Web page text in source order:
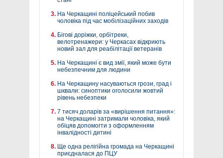
На Черкащині поліцейський побив
чоловіка під час мобілізаційних заходів
Бігові доріжки, орбітреки,
велотренажери: у Черкасах відкриють
новий зал для реабілітації ветеранів
На Черкащині є вид змії, який може бути
небезпечним для людини
На Черкащину насуваються грози, град і
шквали: синоптики оголосили жовтий
рівень небезпеки
7 тисяч доларів за «вирішення питання»:
на Черкащині затримали чоловіка, який
обіцяв допомогти з оформленням
інвалідності дитині
Ще одна релігійна громада на Черкащині
приєдналася до ПЦУ